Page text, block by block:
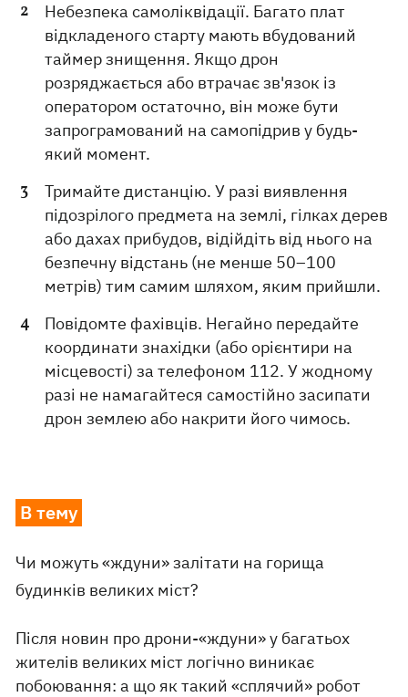
Небезпека самоліквідації. Багато плат
відкладеного старту мають вбудований
таймер знищення. Якщо дрон
розряджається або втрачає зв'язок із
оператором остаточно, він може бути
запрограмований на самопідрив у будь-
який момент.
Тримайте дистанцію. У разі виявлення
підозрілого предмета на землі, гілках дерев
або дахах прибудов, відійдіть від нього на
безпечну відстань (не менше 50–100
метрів) тим самим шляхом, яким прийшли.
Повідомте фахівців. Негайно передайте
координати знахідки (або орієнтири на
місцевості) за телефоном 112. У жодному
разі не намагайтеся самостійно засипати
дрон землею або накрити його чимось.
В тему
Чи можуть «ждуни» залітати на горища
будинків великих міст?
Після новин про дрони-«ждуни» у багатьох
жителів великих міст логічно виникає
побоювання: а що як такий «сплячий» робот